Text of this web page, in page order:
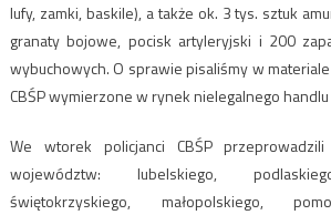
lufy, zamki, baskile), a także ok. 3 tys. sztuk
granaty bojowe, pocisk artyleryjski i 200
wybuchowych. O sprawie pisaliśmy w
CBŚP wymierzone w rynek nielegalnego handlu
We wtorek policjanci CBŚP
województw: lubelskiego,
świętokrzyskiego, małopolskiego,